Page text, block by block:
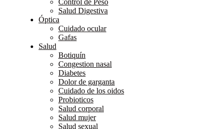
Control de Peso
Salud Digestiva
Óptica
Cuidado ocular
Gafas
Salud
Botiquín
Congestion nasal
Diabetes
Dolor de garganta
Cuidado de los oidos
Probioticos
Salud corporal
Salud mujer
Salud sexual